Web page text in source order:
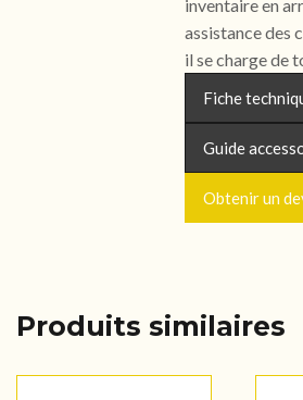
inventaire en
assistance des
il se charge de
Fiche
Guide
Obtenir un
Produits similaires